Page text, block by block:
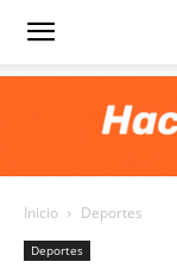
Diario
Portada
Inicio Deportes
Deportes